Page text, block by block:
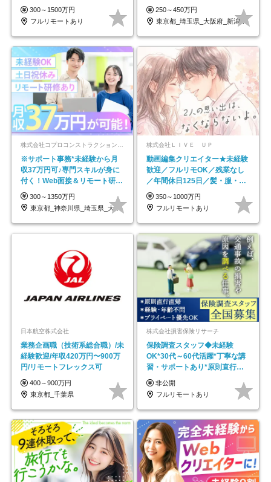
円～／年休130日以上
300～1500万円
フルリモートあり
なし
250～450万円
東京都_埼玉県_大阪府_新潟県_福岡県
※サポート事務*未経験から月
収37万円可♪専門スキルが身に
付く！Web面接＆リモート研修
も充実♪/a
300～1350万円
東京都_神奈川県_埼玉県_大阪府_愛知県…
株式会社ＬＩＶＥ ＵＰ
動画編集クリエイター★未経験
歓迎／フルリモOK／残業なし
／年間休日125日／髪・服・ネ
イル自由／研修充実で安心
350～1000万円
フルリモートあり
日本航空株式会社
業務企画職（技術系総合職）/未
経験歓迎/年収420万円〜900万
円/リモートフレックス可
400～900万円
東京都_千葉県
株式会社損害保険リサーチ
保険調査スタッフ◆未経験
OK*30代～60代活躍*丁寧な講
習・サポートあり*原則直行直
帰／全国募集・業務委託
非公開
フルリモートあり